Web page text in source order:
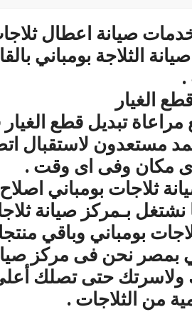
صيانة اعطال
الثلاجة بومباني
.
الغيار
الأساسي مع مراعاة تبديل
مستعدون لاستقبال
اى مكان وفى اى وقت .
ثلاجات بومباني
بـمركز صيانة
بومباني وباقي
بومباني بمصر نحن فى مركز
ولاسرتك حتى تصلك
من الثلاجات .